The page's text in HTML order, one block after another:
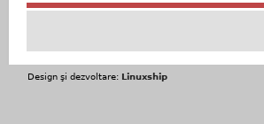
Design şi dezvoltare: Linuxship